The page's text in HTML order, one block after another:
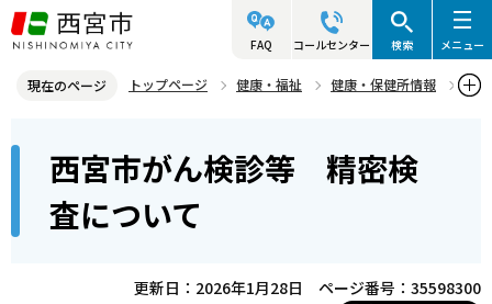
こ
の
ジ
頭
FAQ コールセンター 検索 メニュー
現在のページ トップページ 健康・福祉
健康・保健所情報
西宮市がん検診等 精密検
査について
更新日：2026年1月28日
ページ番号：35598300